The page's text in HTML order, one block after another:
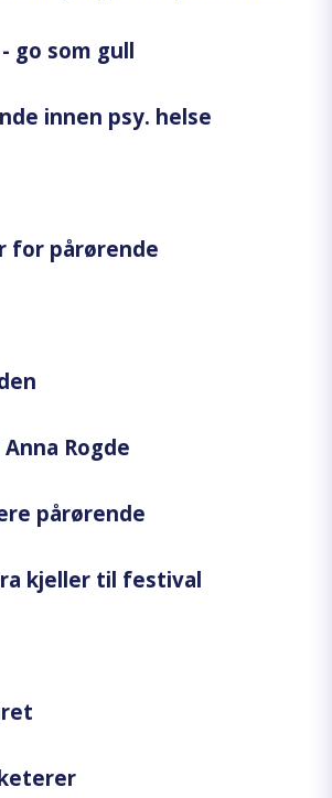
go som gull
innen psy. helse
for pårørende
Rogde
pårørende
kjeller til festival